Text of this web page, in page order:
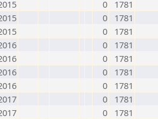
0
1781
0
1781
0
1781
0
1781
0
1781
0
1781
0
1781
0
1781
0
1781